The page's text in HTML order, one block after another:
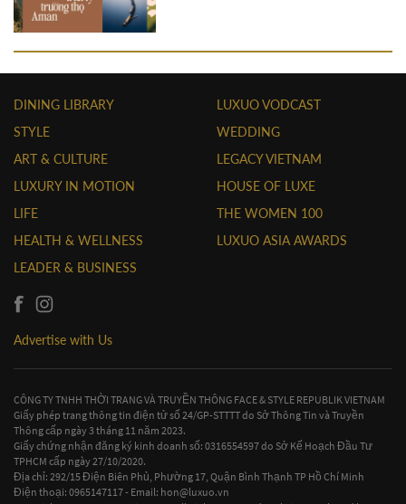
DINING LIBRARY
STYLE
ART & CULTURE
LUXURY IN MOTION
LIFE
HEALTH & WELLNESS
LEADER & BUSINESS
LUXUO VODCAST
WEDDING
LEGACY VIETNAM
HOUSE OF LUXE
THE WOMEN 100
LUXUO ASIA AWARDS
Advertise with Us
CÔNG TY TNHH THỜI TRANG VÀ TRUYỀN THÔNG FACE & STYLE REPUBLIK VIETNAM
Giấy phép trang thông tin điện tử số 24/GP-STTTT do Sở Thông Tin và Truyền
Thông cấp ngày 3 tháng 11 năm 2023.
Giấy chứng nhận đăng ký kinh doanh số: 0316554597 do Sở Kế Hoạch Đầu Tư
TPHCM cấp ngày 27/10/2020.
Địa chỉ: 292/15 Điện Biên Phủ, Phường 17, Quận Bình Thạnh TP Hồ Chí Minh
Điện thoại: 0965147117 - Email: hon@luxuo.vn